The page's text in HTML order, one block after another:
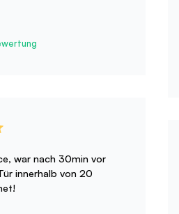
war nach 30min vor
innerhalb von 20